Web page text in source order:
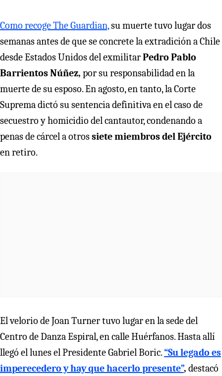
Como recoge The Guardian,su muerte tuvo lugar dos
semanas antes de que se concrete la extradición a Chile
desde Estados Unidos del exmilitarPedro Pablo
Barrientos Núñez, por su responsabilidad en la
muerte de su esposo. En agosto, en tanto, la Corte
Suprema dictó su sentencia definitiva en el caso de
secuestro y homicidio del cantautor, condenando a
penas de cárcel a otrossiete miembros del Ejército
en retiro.
El velorio de Joan Turner tuvo lugar en la sede del
Centro de Danza Espiral, en calle Huérfanos. Hasta allí
llegó el lunes el Presidente Gabriel Boric.“Su legado es
imperecedero y hay que hacerlo presente”, destacó